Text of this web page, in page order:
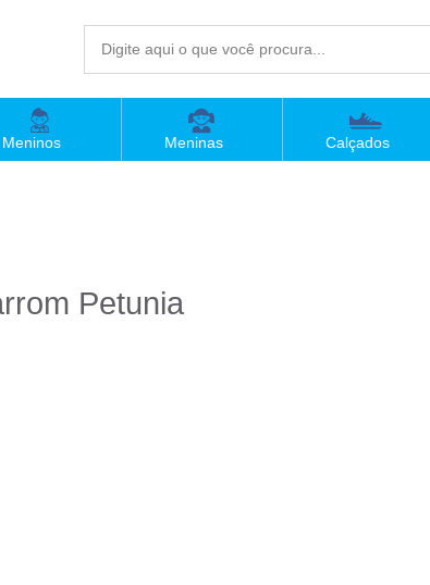
Meninos Meninas Calçados
Petunia